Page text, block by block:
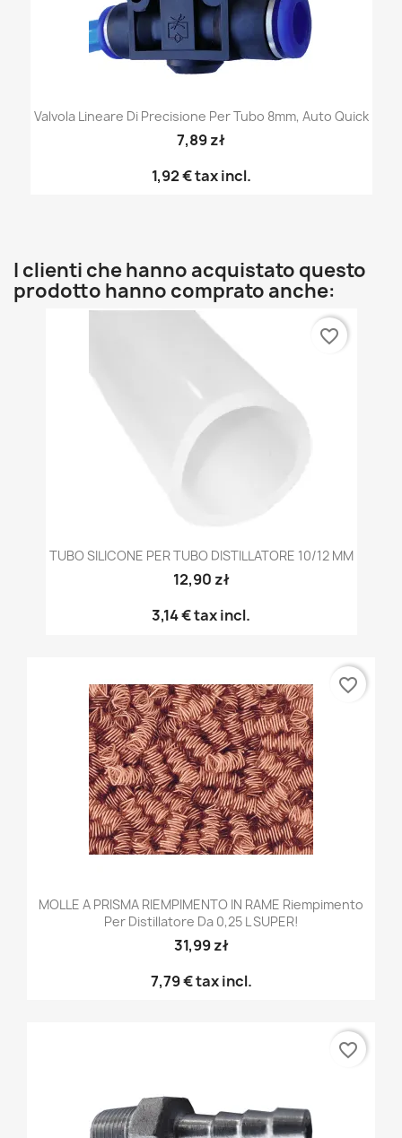
Valvola Lineare Di Precisione Per Tubo 8mm, Auto Quick
7,89 zł
1,92 €tax incl.
I clienti che hanno acquistato questo
prodotto hanno comprato anche:
TUBO SILICONE PER TUBO DISTILLATORE 10/12 MM
12,90 zł
3,14 €tax incl.
favorite_border
MOLLE A PRISMA RIEMPIMENTO IN RAME Riempimento
Per Distillatore Da 0,25 L SUPER!
31,99 zł
7,79 €tax incl.
favorite_border
favorite_border